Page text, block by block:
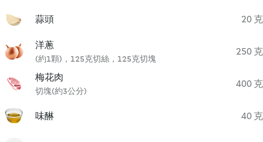
蒜頭 20 克
洋蔥
(約1顆)，125克切絲，125克切塊
250 克
梅花肉
切塊(約3公分)
400 克
味醂 40 克